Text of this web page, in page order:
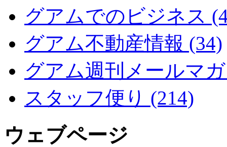
グアムでのビジネス
グアム不動産情報 (34)
グアム週刊メールマ
スタッフ便り (214)
ウェブページ